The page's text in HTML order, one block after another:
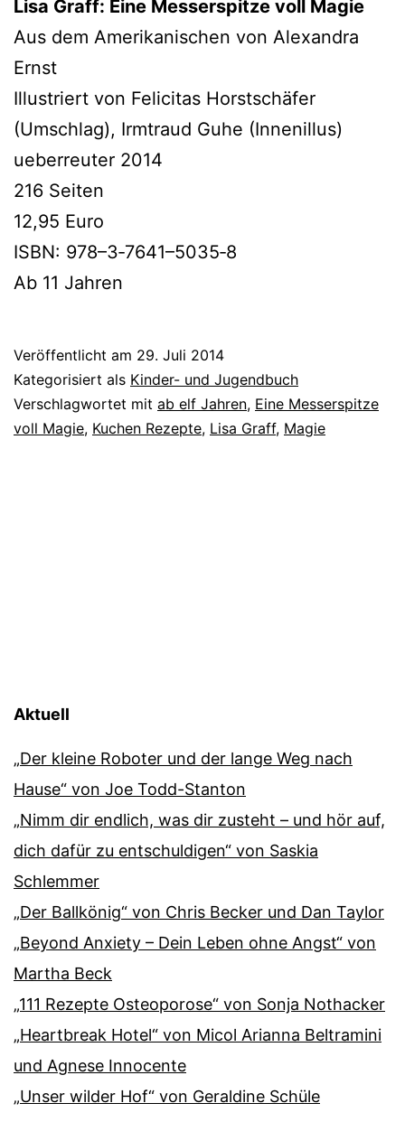
Lisa Graff: Eine Messerspitze voll Magie
Aus dem Amerikanischen von Alexandra
Ernst
Illustriert von Felicitas Horstschäfer
(Umschlag), Irmtraud Guhe (Innenillus)
ueber­reu­ter 2014
216 Seiten
12,95 Euro
ISBN: 978–3‑7641–5035‑8
Ab 11 Jahren
Veröffentlicht am 29. Juli 2014
Kategorisiert als Kinder- und Jugendbuch
Verschlagwortet mit ab elf Jahren, Eine Messerspitze
voll Magie, Kuchen Rezepte, Lisa Graff, Magie
Aktuell
„Der kleine Roboter und der lange Weg nach
Hause“ von Joe Todd-Stanton
„Nimm dir endlich, was dir zusteht – und hör auf,
dich dafür zu entschuldigen“ von Saskia
Schlemmer
„Der Ballkönig“ von Chris Becker und Dan Taylor
„Beyond Anxiety – Dein Leben ohne Angst“ von
Martha Beck
„111 Rezepte Osteoporose“ von Sonja Nothacker
„Heartbreak Hotel“ von Micol Arianna Beltramini
und Agnese Innocente
„Unser wilder Hof“ von Geraldine Schüle